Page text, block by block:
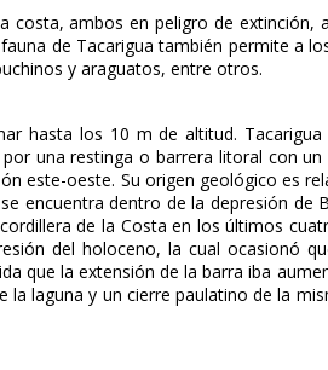
costa, ambos en peligro de extinción,
de Tacarigua también permite a
y araguatos, entre otros.
hasta los 10 m de altitud.
una restinga o barrera litoral con
este-oeste. Su origen geológico es
encuentra dentro de la depresión de
de la Costa en los últimos
del holoceno, la cual ocasionó
que la extensión de la barra iba
laguna y un cierre paulatino de la